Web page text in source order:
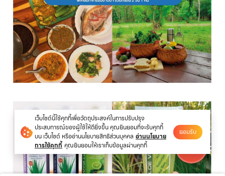
เว็บไซต์นี้ใช้คุกกี้เพื่อวัตถุประสงค์ในการปรับปรุง
ประสบการณ์ของผู้ใช้ให้ดียิ่งขึ้น คุณยินยอมที่จะรับคุกกี้
บน เว็บไซต์ หรืออ่านนโยบายสิทธิส่วนบุคคล อ่านนโยบาย
การใช้คุกกี้ คุณยินยอมให้เราเก็บข้อมูลผ่านคุกกี้
ยอมรับ